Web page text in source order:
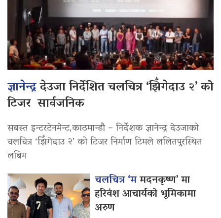
ज्ञानेन्द्रदेउजा निर्देशित चलचित्र ‘झिँगेदाउ २’ को
टिजर सार्वजनिक
सबस्त इन्टरटेनमेन्ट,काठमान्डौ – निर्देशक ज्ञानेन्द्र देउजाको
चलचित्र ‘झिँगेदाउ २’ को टिजर निर्माण टिमले ललितपुरस्थित
लबिम
चलचित्र ‘ममदनकृष्ण’ मा
हरिवंश आचार्यको भूमिकामा
अरुण